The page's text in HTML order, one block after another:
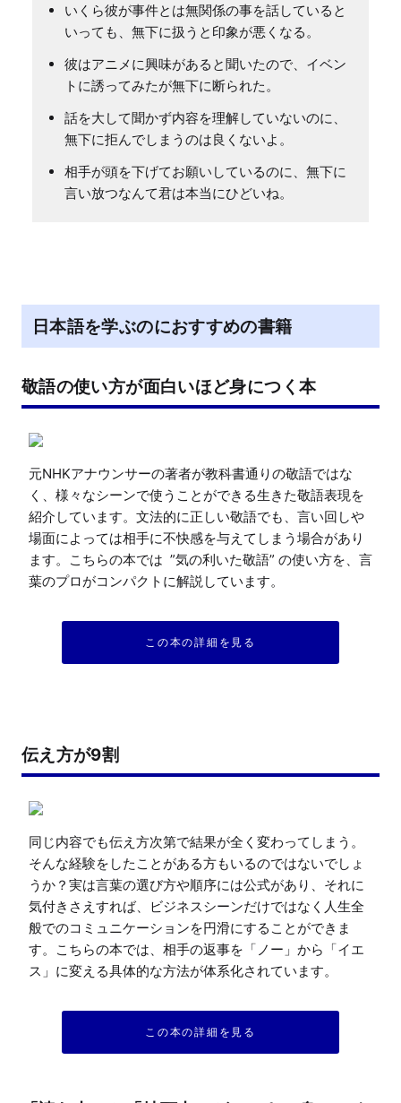
いくら彼が事件とは無関係の事を話していると
いっても、無下に扱うと印象が悪くなる。
彼はアニメに興味があると聞いたので、イベン
トに誘ってみたが無下に断られた。
話を大して聞かず内容を理解していないのに、
無下に拒んでしまうのは良くないよ。
相手が頭を下げてお願いしているのに、無下に
言い放つなんて君は本当にひどいね。
日本語を学ぶのにおすすめの書籍
敬語の使い方が面白いほど身につく本
元NHKアナウンサーの著者が教科書通りの敬語ではな
く、様々なシーンで使うことができる生きた敬語表現を
紹介しています。文法的に正しい敬語でも、言い回しや
場面によっては相手に不快感を与えてしまう場合があり
ます。こちらの本では  ”気の利いた敬語” の使い方を、言
葉のプロがコンパクトに解説しています。
この本の詳細を見る
伝え方が9割
同じ内容でも伝え方次第で結果が全く変わってしまう。
そんな経験をしたことがある方もいるのではないでしょ
うか？実は言葉の選び方や順序には公式があり、それに
気付きさえすれば、ビジネスシーンだけではなく人生全
般でのコミュニケーションを円滑にすることができま
す。こちらの本では、相手の返事を「ノー」から「イエ
ス」に変える具体的な方法が体系化されています。
この本の詳細を見る